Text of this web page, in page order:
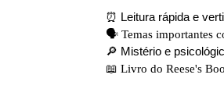
⏰ Leitura rápida e
🗣 Temas importantes
🔎 Mistério e
📖 Livro do Reese's